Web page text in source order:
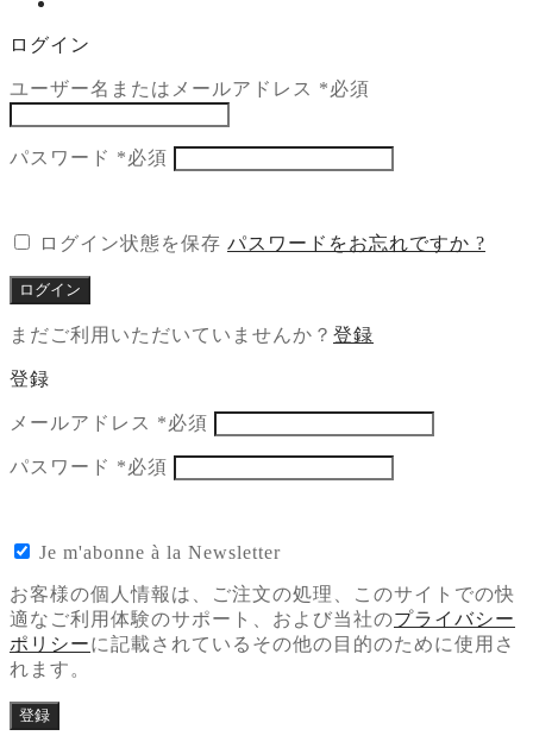
ログイン
ユーザー名またはメールアドレス *必須
パスワード *必須
ログイン状態を保存 パスワードをお忘れですか ?
ログイン
まだご利用いただいていませんか？ 登録
登録
メールアドレス *必須
パスワード *必須
Je m'abonne à la Newsletter
お客様の個人情報は、ご注文の処理、このサイトでの快
適なご利用体験のサポート、および当社のプライバシー
ポリシーに記載されているその他の目的のために使用さ
れます。
登録